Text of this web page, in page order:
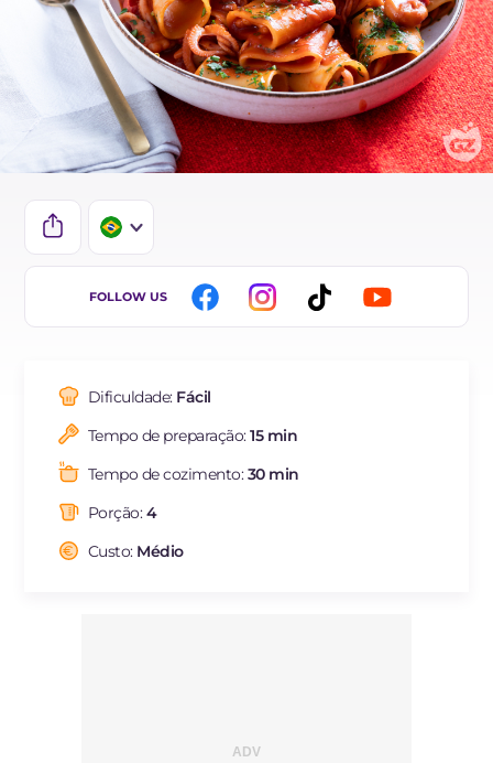
IT
DE
FR
FOLLOW US
Dificuldade: Fácil
Tempo de preparação:15 min
Tempo de cozimento:30 min
Porção:4
Custo: Médio